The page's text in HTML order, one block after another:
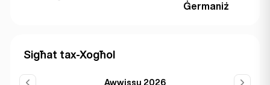
Ġermaniż
Sigħat tax-Xogħol
Awwissu 2026